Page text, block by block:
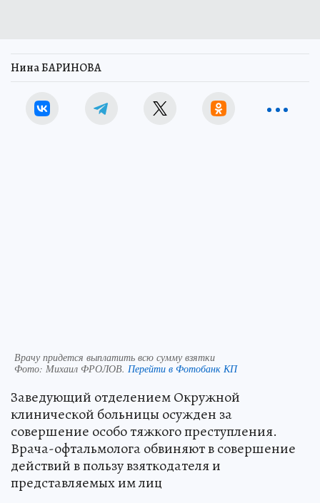
Нина БАРИНОВА
Врачу придется выплатить всю сумму взятки
Фото: Михаил ФРОЛОВ. Перейти в Фотобанк КП
Заведующий отделением Окружной
клинической больницы осужден за
совершение особо тяжкого преступления.
Врача-офтальмолога обвиняют в совершение
действий в пользу взяткодателя и
представляемых им лиц